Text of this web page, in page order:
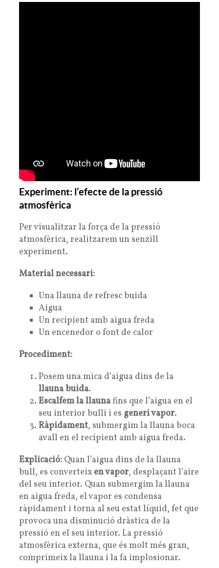
Experiment: l’efecte de la pressió
atmosfèrica
Per visualitzar la força de la pressió
atmosfèrica, realitzarem un senzill
experiment.
Material necessari:
Una llauna de refresc buida
Aigua
Un recipient amb aigua freda
Un encenedor o font de calor
Procediment:
Posem una mica d’aigua dins de la
llauna buida.
Escalfem la llaunafins que l’aigua en el
seu interior bulli i es generi vapor.
Ràpidament, submergim la llauna boca
avall en el recipient amb aigua freda.
Explicació: Quan l’aigua dins de la llauna
bull, es converteix en vapor, desplaçant l’aire
del seu interior. Quan submergim la llauna
en aigua freda, el vapor es condensa
ràpidament i torna al seu estat líquid, fet que
provoca una disminució dràstica de la
pressió en el seu interior. La pressió
atmosfèrica externa, que és molt més gran,
comprimeix la llauna i la fa implosionar.